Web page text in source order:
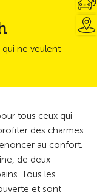
ne veulent
tous ceux qui
des charmes
au confort.
de deux
Tous les
et sont